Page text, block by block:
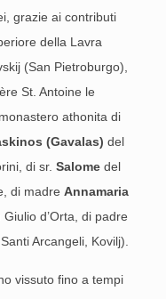
grazie ai contributi
della Lavra
(San Pietroburgo),
St. Antoine le
athonita di
(Gavalas) del
di sr. Salome del
di madre Annamaria
d’Orta, di padre
Arcangeli, Kovilj).
vissuto fino a tempi